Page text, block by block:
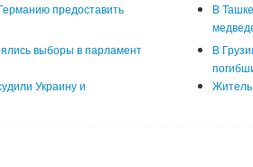
предоставить
В
выборы в парламент
В
Украину и
Житель